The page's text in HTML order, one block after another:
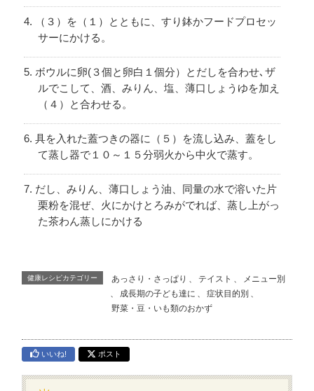
（３）を（１）とともに、すり鉢かフードプロセッ
サーにかける。
ボウルに卵(３個と卵白１個分）とだしを合わせ､ザ
ルでこして、酒、みりん、塩、薄口しょうゆを加え
（４）と合わせる。
具を入れた蓋つきの器に（５）を流し込み、蓋をし
て蒸し器で１０～１５分弱火から中火で蒸す。
だし、みりん、薄口しょう油、同量の水で溶いた片
栗粉を混ぜ、火にかけとろみがでれば、蒸し上がっ
た茶わん蒸しにかける
健康レシピカテゴリー あっさり・さっぱり 、 テイスト 、
メニュー別
、
成長期の子ども達に 、 症状目的別 、
野菜・豆・いも類のおかず
いいね! ポスト